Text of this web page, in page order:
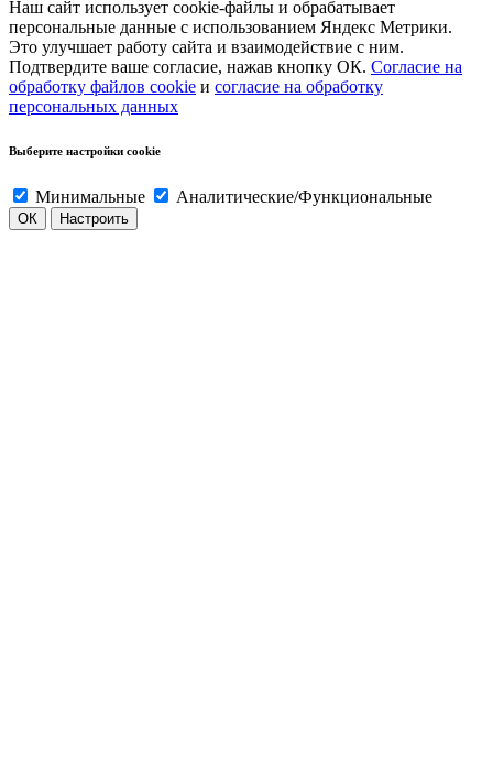
Наш сайт использует cookie-файлы и обрабатывает
персональные данные с использованием Яндекс Метрики.
Это улучшает работу сайта и взаимодействие с ним.
Подтвердите ваше согласие, нажав кнопку ОК. Согласие на
обработку файлов cookie и согласие на обработку
персональных данных
Выберите настройки cookie
Минимальные Аналитические/Функциональные
ОК Настроить